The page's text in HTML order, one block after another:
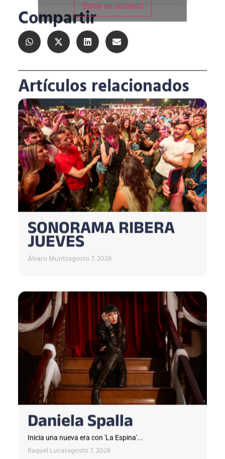
Estoy de acuerdo
Compartir
Artículos relacionados
SONORAMA RIBERA
JUEVES
Álvaro Muntzagosto 7, 2026
Daniela Spalla
Inicia una nueva era con 'La Espina'...
Raquel Lucasagosto 7, 2026